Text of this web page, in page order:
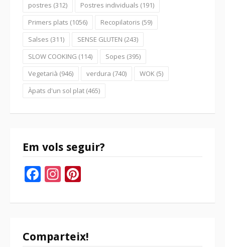
postres (312) Postres individuals (191)
Primers plats (1056) Recopilatoris (59)
Salses (311) SENSE GLUTEN (243)
SLOW COOKING (114) Sopes (395)
Vegetarià (946) verdura (740) WOK (5)
Àpats d'un sol plat (465)
Em vols seguir?
Facebook
Instagram
Comparteix!